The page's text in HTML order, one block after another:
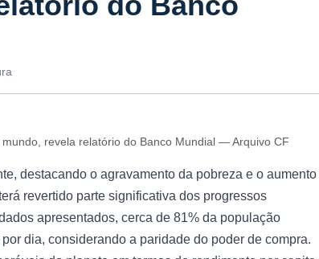
revela relatório do Banco Mundial — Arquivo CF
destacando o agravamento da pobreza e o aumento
revertido parte significativa dos progressos
apresentados, cerca de 81% da população
dia, considerando a paridade do poder de compra.